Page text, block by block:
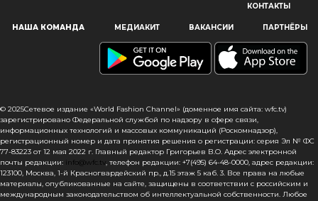
Наш сайт использует файлы cookie и похожие технологии,
пользователям, предоставляя персонализированную
информацию, запоминая предпочтения в области
сайта, вы подтверждаете свое согласие на использование
файлов cookie в соответствии с настоящим уведомлением
в отношении данного типа файлов. Если вы не согласны
с тем, чтобы мы использовали данный тип файлов,
то вы должны соответствующим образом установить
настройки вашего браузера или не использовать сайт wfc.tv
КОНТАКТЫ
НАША КОМАНДА МЕДИАКИТ ВАКАНСИИ ПАРТНЁРЫ
© 2025Сетевое издание «World Fashion Channel» (доменное имя сайта: wfc.tv)
зарегистрировано Федеральной службой по надзору в сфере связи,
информационных технологий и массовых коммуникаций (Роскомнадзор),
регистрационный номер и дата принятия решения о регистрации: серия Эл № ФС
77-83223 от 12 мая 2022 г. Главный редактор Григорьев В.О. Адрес электронной
почты редакции: info@wfc.tv, телефон редакции: +7(495) 64-48-0000, адрес редакции:
123100, Москва, 1-й Красногвардейский пр., д.15 этаж 5 каб. 3. Все права на любые
материалы, опубликованные на сайте, защищены в соответствии с российским и
международным законодательством об интеллектуальной собственности. Любое